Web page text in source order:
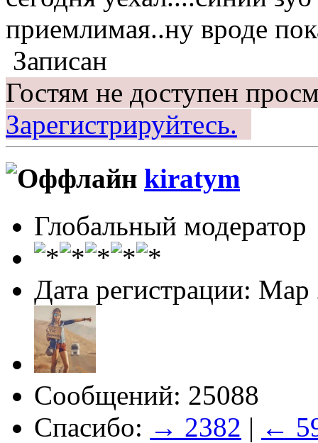
приемлимая..ну вроде
Записан
Гостям не доступен
Зарегистрируйтесь.
kiratym
Глобальный модератор
Дата регистрации: Мар
Сообщений: 25088
Спасибо: → 2382 | ←